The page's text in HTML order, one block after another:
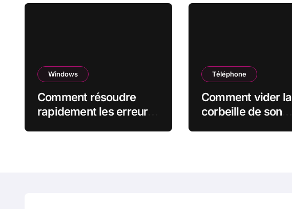
Windows
Comment résoudre
rapidement les erreurs
Téléphone
Comment vider la
corbeille de son